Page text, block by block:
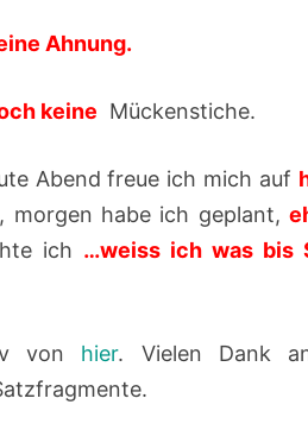
L
R
2
4
.
.
2
Ahnung.
keine Mückenstiche.
Abend freue ich mich auf
, morgen habe ich geplant,
ich …weiss ich was bis
von hier. Vielen Dank